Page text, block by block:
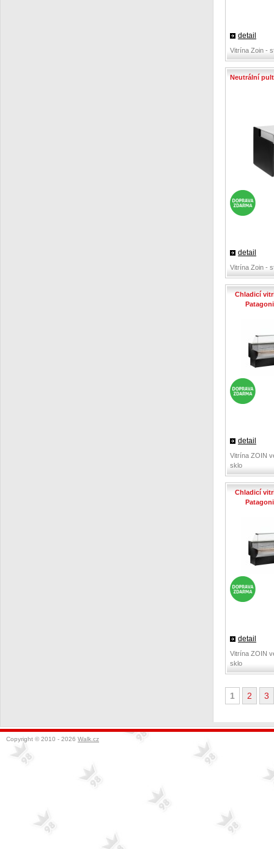
detail
Vitrína Zoin -
Neutrální
detail
Vitrína Zoin -
Chladicí
detail
Vitrína ZOIN
sklo
Chladicí
detail
Vitrína ZOIN
sklo
1 2 3
Copyright © 2010 - 2026 Walk.cz